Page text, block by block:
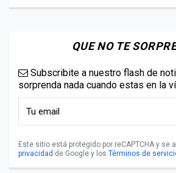
QUE NO TE
Subscribite a nuestro flash de
sorprenda nada cuando estas en la
Este sitio está protegido por reCAPTCHA y se
privacidad de Google y los Términos de